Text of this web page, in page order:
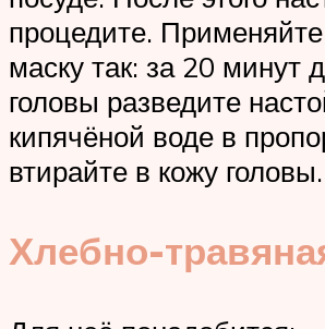
процедите.
маску так: за 20 минут
головы разведите
кипячёной воде в
втирайте в кожу головы.
Хлебно-